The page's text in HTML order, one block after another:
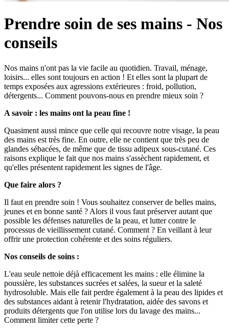
Prendre soin de ses mains - Nos
conseils
Nos mains n'ont pas la vie facile au quotidien. Travail, ménage,
loisirs... elles sont toujours en action ! Et elles sont la plupart de
temps exposées aux agressions extérieures : froid, pollution,
détergents... Comment pouvons-nous en prendre mieux soin ?
A savoir : les mains ont la peau fine !
Quasiment aussi mince que celle qui recouvre notre visage, la peau
des mains est très fine. En outre, elle ne contient que très peu de
glandes sébacées, de même que de tissu adipeux sous-cutané. Ces
raisons explique le fait que nos mains s'assèchent rapidement, et
qu'elles présentent rapidement les signes de l'âge.
Que faire alors ?
Il faut en prendre soin ! Vous souhaitez conserver de belles mains,
jeunes et en bonne santé ? Alors il vous faut préserver autant que
possible les défenses naturelles de la peau, et lutter contre le
processus de vieillissement cutané. Comment ? En veillant à leur
offrir une protection cohérente et des soins réguliers.
Nos conseils de soins :
L'eau seule nettoie déjà efficacement les mains : elle élimine la
poussière, les substances sucrées et salées, la sueur et la saleté
hydrosoluble. Mais elle fait perdre également à la peau des lipides et
des substances aidant à retenir l'hydratation, aidée des savons et
produits détergents que l'on utilise lors du lavage des mains...
Comment limiter cette perte ?